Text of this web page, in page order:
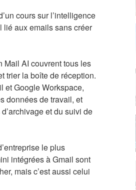
cours sur l’intelligence
lié aux emails sans créer
Mail AI couvrent tous les
trier la boîte de réception.
et Google Workspace,
données de travail, et
et du suivi de
le plus
intégrées à Gmail sont
mais c’est aussi celui